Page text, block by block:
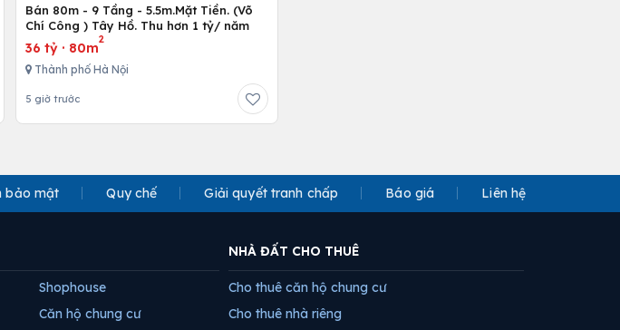
Bán 80m - 9 Tầng - 5.5m.Mặt Tiền. (Võ
Chí Công ) Tây Hồ. Thu hơn 1 tỷ/ năm
36 tỷ· 80m
2
Thành phố Hà Nội
5 giờ trước
bảo mật Quy chế Giải quyết tranh chấp Báo giá Liên hệ
Shophouse
Căn hộ chung cư
NHÀ ĐẤT CHO THUÊ
Cho thuê căn hộ chung cư
Cho thuê nhà riêng